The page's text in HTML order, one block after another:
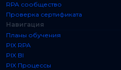
RPA сообщество
Проверка сертификата
Навигация
Планы обучения
PIX RPA
PIX BI
PIX Процессы